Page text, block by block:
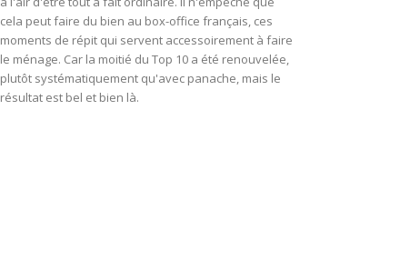
cela peut faire du bien au box-office français, ces
moments de répit qui servent accessoirement à faire
le ménage. Car la moitié du Top 10 a été renouvelée,
plutôt systématiquement qu'avec panache, mais le
résultat est bel et bien là.